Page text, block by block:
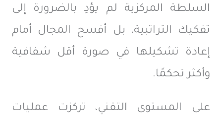
السلطة المركزية لم يؤدِ بالضرورة إلى
تفكيك التراتبية، بل أفسح المجال أمام
إعادة تشكيلها في صورة أقل شفافية
وأكثر تحكمًا.
على المستوى التقني، تركزت عمليات